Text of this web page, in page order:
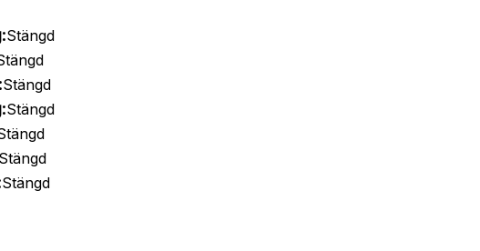
Stängd
Stängd
Stängd
Stängd
Stängd